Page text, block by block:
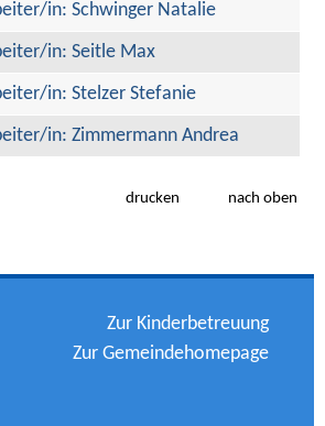
drucken nach oben
Zur Kinderbetreuung
Zur Gemeindehomepage